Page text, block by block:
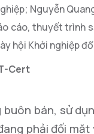
Nguyễn
cáo, thuyết trình
hội Khởi nghiệp
Cert
buôn bán, sử
phải đối